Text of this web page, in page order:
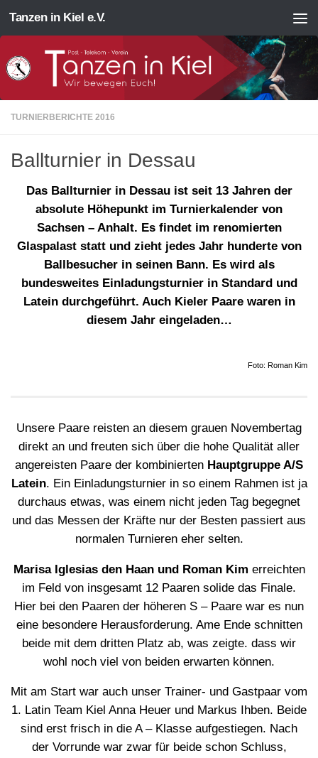
Zum Inhalt springen
Tanzen in Kiel e.V.
TURNIERBERICHTE 2016
Ballturnier in Dessau
Das Ballturnier in Dessau ist seit 13 Jahren der
absolute Höhepunkt im Turnierkalender von
Sachsen – Anhalt. Es findet im renomierten
Glaspalast statt und zieht jedes Jahr hunderte von
Ballbesucher in seinen Bann. Es wird als
bundesweites Einladungsturnier in Standard und
Latein durchgeführt. Auch Kieler Paare waren in
diesem Jahr eingeladen…
Foto: Roman Kim
Unsere Paare reisten an diesem grauen Novembertag
direkt an und freuten sich über die hohe Qualität aller
angereisten Paare der kombinierten Hauptgruppe A/S
Latein. Ein Einladungsturnier in so einem Rahmen ist ja
durchaus etwas, was einem nicht jeden Tag begegnet
und das Messen der Kräfte nur der Besten passiert aus
normalen Turnieren eher selten.
Marisa Iglesias den Haan und Roman Kim erreichten
im Feld von insgesamt 12 Paaren solide das Finale.
Hier bei den Paaren der höheren S – Paare war es nun
eine besondere Herausforderung. Ame Ende schnitten
beide mit dem dritten Platz ab, was zeigte. dass wir
wohl noch viel von beiden erwarten können.
Mit am Start war auch unser Trainer- und Gastpaar vom
1. Latin Team Kiel Anna Heuer und Markus Ihben. Beide
sind erst frisch in die A – Klasse aufgestiegen. Nach
der Vorrunde war zwar für beide schon Schluss,